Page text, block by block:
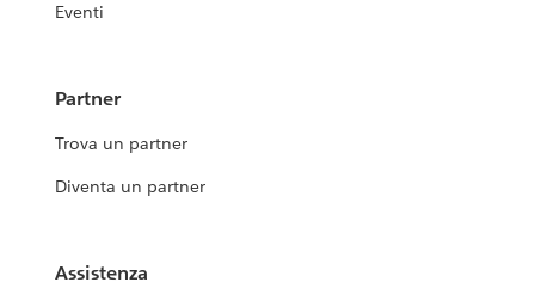
Eventi
Partner
Trova un partner
Diventa un partner
Assistenza